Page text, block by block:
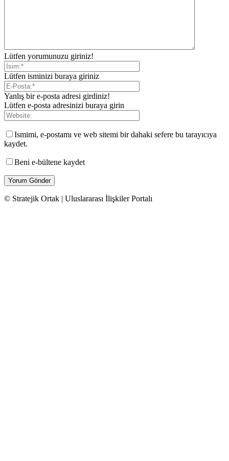
Lütfen yorumunuzu giriniz!
Lütfen isminizi buraya giriniz
Yanlış bir e-posta adresi girdiniz!
Lütfen e-posta adresinizi buraya girin
Ismimi, e-postamı ve web sitemi bir dahaki sefere bu tarayıcıya
kaydet.
Beni e-bültene kaydet
© Stratejik Ortak | Uluslararası İlişkiler Portalı